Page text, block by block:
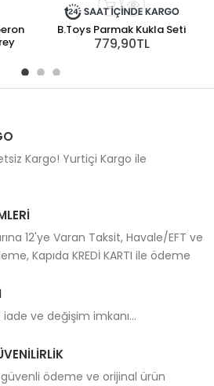
B.Toys Parmak Kukla Seti
779,90TL
Kargo! Yurtiçi Kargo ile
12'ye Varan Taksit, Havale/EFT ve
Kapıda KREDİ KARTI ile ödeme
ve değişim imkanı...
ödeme ve orijinal ürün